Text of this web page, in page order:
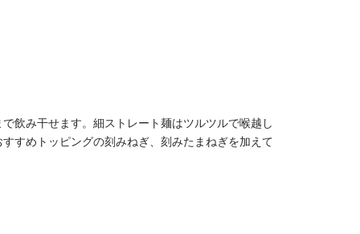
飲み干せます。細ストレート麺はツルツルで喉越し
すめトッピングの刻みねぎ、刻みたまねぎを加えて